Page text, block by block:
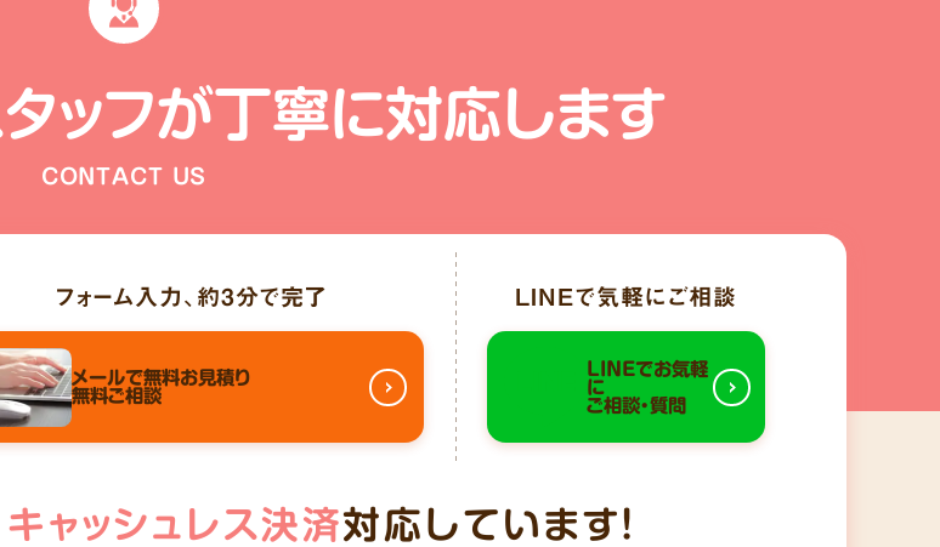
ッフが丁寧に対応します
CONTACT US
フォーム入力、 約3分で完了
メールで無料お見積り
無料ご相談
LINEで気軽にご相談
LINEでお気軽
に
ご相談・質問
キャッシュレス決済対応しています!